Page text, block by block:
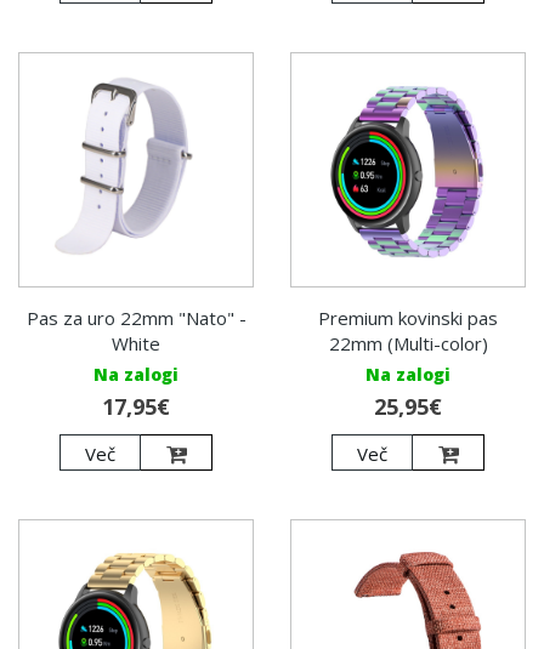
Pas za uro 22mm "Nato" -
White
Na zalogi
17,95€
Več
Premium kovinski pas
22mm (Multi-color)
Na zalogi
25,95€
Več